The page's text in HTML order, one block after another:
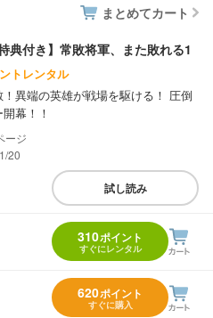
まとめてカート
典付き】常敗将軍、また敗れる1
トレンタル
異端の英雄が戦場を駆ける！ 圧倒
幕！！
20
試し読み
310ポイント
すぐにレンタル
620ポイント
すぐに購入